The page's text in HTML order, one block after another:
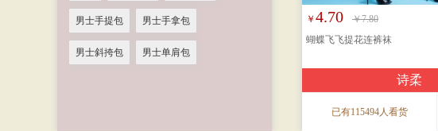
男士手提包 男士手拿包
男士斜挎包 男士单肩包
￥ 4.70
￥7.80
蝴蝶飞飞提花连裤袜
诗柔
已有115494人看货